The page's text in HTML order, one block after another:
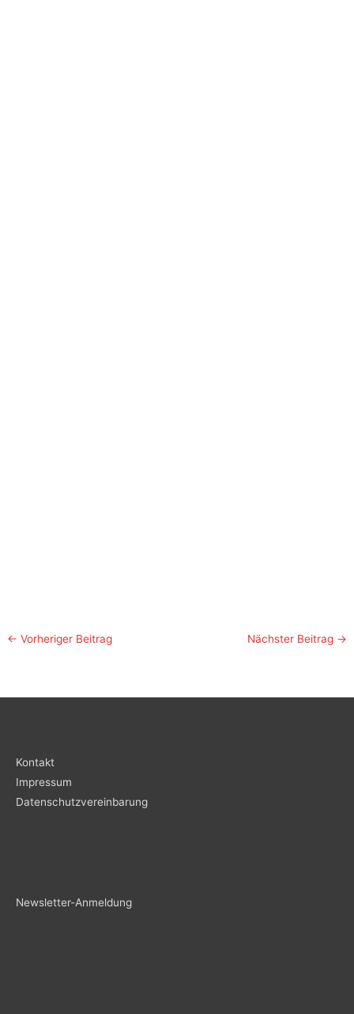
← Vorheriger Beitrag Nächster Beitrag →
Kontakt
Impressum
Datenschutzvereinbarung
Newsletter-Anmeldung